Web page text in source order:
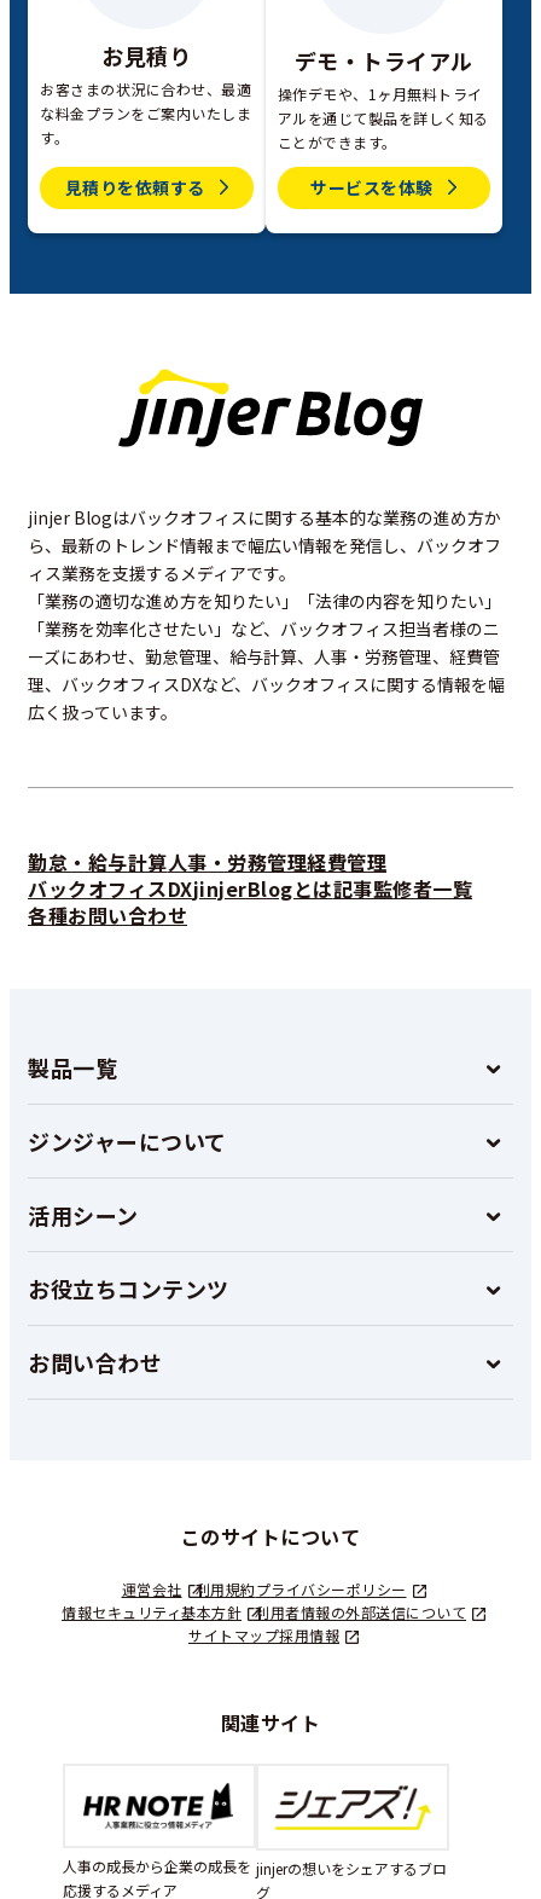
お見積り
お客さまの状況に合わせ、最適
な料金プランをご案内いたしま
す。
見積りを依頼する
デモ・トライアル
操作デモや、1ヶ月無料トライ
アルを通じて製品を詳しく知る
ことができます。
サービスを体験
jinjer Blogはバックオフィスに関する基本的な業務の進め方か
ら、最新のトレンド情報まで幅広い情報を発信し、バックオフ
ィス業務を支援するメディアです。
「業務の適切な進め方を知りたい」「法律の内容を知りたい」
「業務を効率化させたい」など、バックオフィス担当者様のニ
ーズにあわせ、勤怠管理、給与計算、人事・労務管理、経費管
理、バックオフィスDXなど、バックオフィスに関する情報を幅
広く扱っています。
勤怠・給与計算人事・労務管理経費管理
バックオフィスDXjinjerBlogとは記事監修者一覧
各種お問い合わせ
製品一覧
ジンジャーについて
活用シーン
お役立ちコンテンツ
お問い合わせ
このサイトについて
運営会社 利用規約プライバシーポリシー
情報セキュリティ基本方針
利用者情報の外部送信について
サイトマップ採用情報
関連サイト
人事の成長から企業の成長を
応援するメディア
jinjerの想いをシェアするブロ
グ